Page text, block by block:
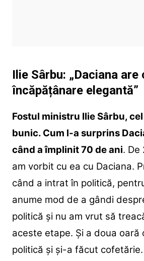
Ilie Sârbu: „Daciana are
încăpățânare elegantă”
Fostul ministru Ilie Sârbu,
bunic. Cum l-a surprins
când a împlinit 70 de ani. De
am vorbit cu ea cu Daciana.
când a intrat în politică,
anume mod de a gândi
politică și nu am vrut să
aceste etape. Și a doua oară
politică și și-a făcut cofetărie.